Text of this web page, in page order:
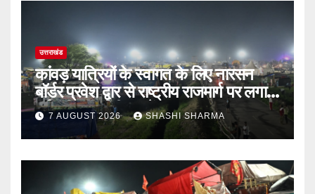
उत्तराखंड
कांवड़ यात्रियों के स्वागत के लिए नारसन
बॉर्डर प्रवेश द्वार से राष्ट्रीय राजमार्ग पर लगाई
गई रंगीन एलईडी लाइटें
7 AUGUST 2026 SHASHI SHARMA